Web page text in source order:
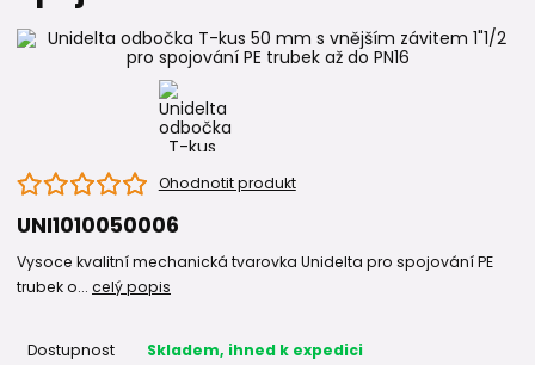
Ohodnotit produkt
UNI1010050006
Vysoce kvalitní mechanická tvarovka Unidelta pro spojování PE
trubek o... celý popis
Dostupnost Skladem, ihned k expedici